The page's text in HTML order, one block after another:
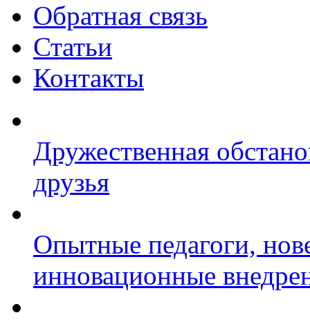
Обратная связь
Статьи
Контакты
Дружественная
друзья
Опытные педагоги,
инновационные